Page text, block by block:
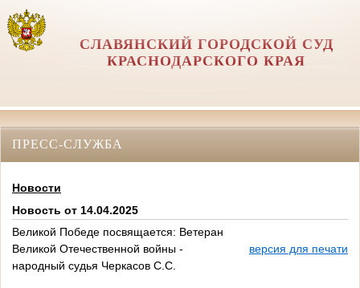
СЛАВЯНСКИЙ ГОРОДСКОЙ СУД
КРАСНОДАРСКОГО КРАЯ
ПРЕСС-СЛУЖБА
Новости
Новость от 14.04.2025
Великой Победе посвящается: Ветеран
Великой Отечественной войны -
народный судья Черкасов С.С.
версия для печати